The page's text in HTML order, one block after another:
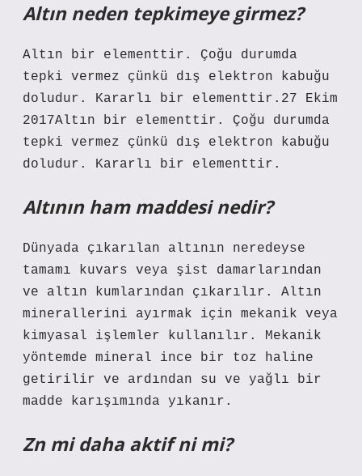
Altın neden tepkimeye girmez?
Altın bir elementtir. Çoğu durumda
tepki vermez çünkü dış elektron kabuğu
doludur. Kararlı bir elementtir.27 Ekim
2017Altın bir elementtir. Çoğu durumda
tepki vermez çünkü dış elektron kabuğu
doludur. Kararlı bir elementtir.
Altının ham maddesi nedir?
Dünyada çıkarılan altının neredeyse
tamamı kuvars veya şist damarlarından
ve altın kumlarından çıkarılır. Altın
minerallerini ayırmak için mekanik veya
kimyasal işlemler kullanılır. Mekanik
yöntemde mineral ince bir toz haline
getirilir ve ardından su ve yağlı bir
madde karışımında yıkanır.
Zn mi daha aktif ni mi?